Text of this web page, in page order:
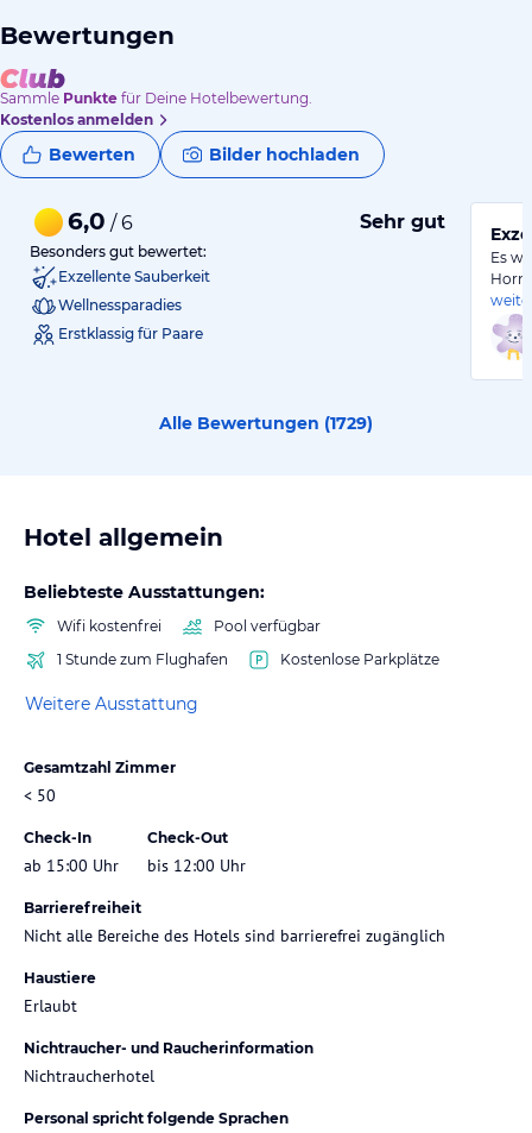
Bewertungen
Sammle Punkte für Deine Hotelbewertung.
Kostenlos anmelden
Bewerten Bilder hochladen
6,0 / 6 Sehr gut
Besonders gut bewertet:
Exzellente Sauberkeit
Wellnessparadies
Erstklassig für Paare
Es
Alle Bewertungen (1729)
Hotel allgemein
Beliebteste Ausstattungen:
Wifi kostenfrei
Pool verfügbar
1 Stunde zum Flughafen
Kostenlose Parkplätze
Weitere Ausstattung
Gesamtzahl Zimmer
< 50
Check-In
ab 15:00 Uhr
Check-Out
bis 12:00 Uhr
Barrierefreiheit
Nicht alle Bereiche des Hotels sind barrierefrei zugänglich
Haustiere
Erlaubt
Nichtraucher- und Raucherinformation
Nichtraucherhotel
Personal spricht folgende Sprachen